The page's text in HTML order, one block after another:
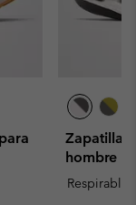
Zapatillas
hombre
Respirable